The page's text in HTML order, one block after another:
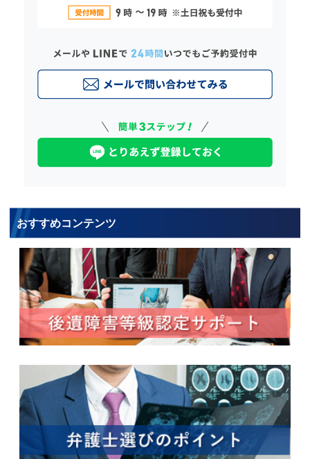
おすすめコンテンツ